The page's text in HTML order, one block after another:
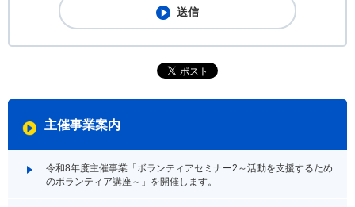
主催事業案内
令和8年度主催事業「ボランティアセミナー2～活動を支援するため
のボランティア講座～」を開催します。